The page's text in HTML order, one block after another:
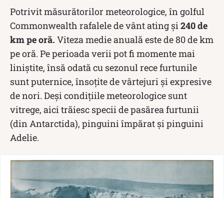
Potrivit măsurătorilor meteorologice, în golful
Commonwealth rafalele de vânt ating și 240 de
km pe oră. Viteza medie anuală este de 80 de km
pe oră. Pe perioada verii pot fi momente mai
liniștite, însă odată cu sezonul rece furtunile
sunt puternice, însoțite de vârtejuri și expresive
de nori. Deși condițiile meteorologice sunt
vitrege, aici trăiesc specii de pasărea furtunii
(din Antarctida), pinguini împărat și pinguini
Adelie.